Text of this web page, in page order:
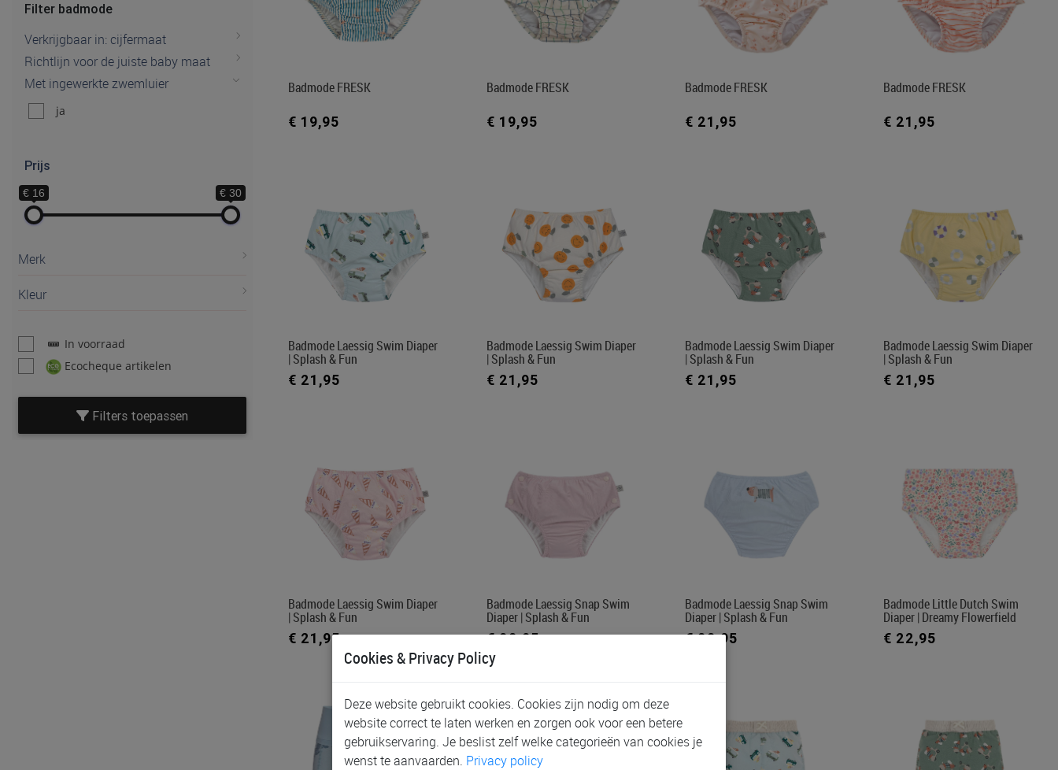
Filter badmode
Verkrijgbaar in: cijfermaat
Richtlijn voor de juiste baby maat
Met ingewerkte zwemluier
ja
Prijs
€ 16 € 30
Merk
Kleur
In voorraad
Ecocheque artikelen
Filters toepassen
Badmode FRESK
€ 19,95
Badmode FRESK
€ 19,95
Badmode FRESK
€ 21,95
Badmode FRESK
€ 21,95
Badmode Laessig Swim Diaper
| Splash & Fun
€ 21,95
Badmode Laessig Swim Diaper
| Splash & Fun
€ 21,95
Badmode Laessig Swim Diaper
| Splash & Fun
€ 21,95
Badmode Laessig Swim Diaper
| Splash & Fun
€ 21,95
Badmode Laessig Swim Diaper
| Splash & Fun
€ 21,95
Badmode Laessig Snap Swim
Diaper | Splash & Fun
€ 22,95
Badmode Laessig Snap Swim
Diaper | Splash & Fun
€ 22,95
Badmode Little Dutch Swim
Diaper | Dreamy Flowerfield
€ 22,95
Cookies & Privacy Policy
Deze website gebruikt cookies. Cookies zijn nodig om deze
website correct te laten werken en zorgen ook voor een betere
gebruikservaring. Je beslist zelf welke categorieën van cookies je
wenst te aanvaarden. Privacy policy